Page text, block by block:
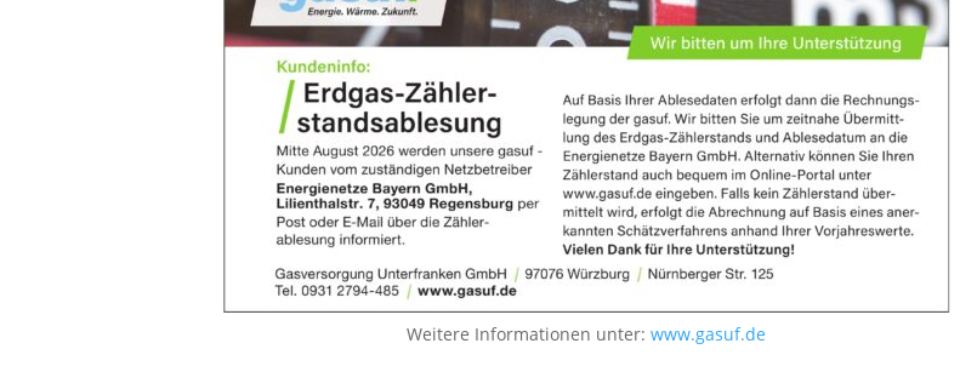
Weitere Informationen unter: www.gasuf.de